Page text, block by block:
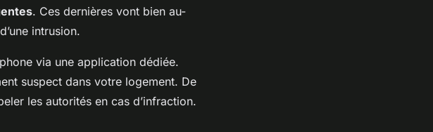
. Ces dernières vont bien au-
intrusion.
via une application dédiée.
suspect dans votre logement. De
les autorités en cas d’infraction.